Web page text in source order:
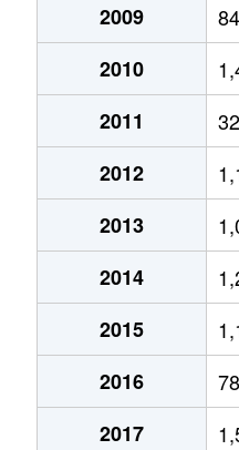
2009
2010
2011
2012
2013
2014
2015
2016
2017